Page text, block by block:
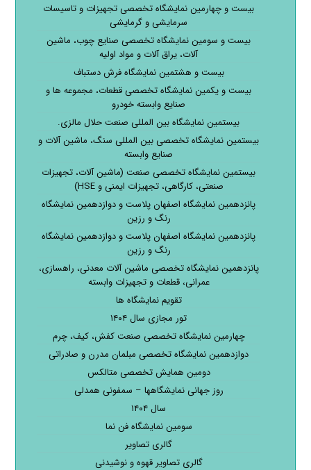
بیست و چهارمین نمایشگاه تخصصی تجهیزات و تاسیسات
سرمایشی و گرمایشی
بیست و سومین نمایشگاه تخصصی صنایع چوب، ماشین
آلات، یراق آلات و مواد اولیه
بیست و هشتمین نمایشگاه فرش دستباف
بیست و یکمین نمایشگاه تخصصی قطعات، مجموعه ها و
صنایع وابسته خودرو
بیستمین نمایشگاه بین المللی صنعت حلال مالزی.
بیستمین نمایشگاه تخصصی بین المللی سنگ، ماشین آلات و
صنایع وابسته
بیستمین نمایشگاه تخصصی صنعت (ماشین آلات، تجهیزات
صنعتی، کارگاهی، تجهیزات ایمنی و HSE)
پانزدهمین نمایشگاه اصفهان پلاست و دوازدهمین نمایشگاه
رنگ و رزین
پانزدهمین نمایشگاه اصفهان پلاست و دوازدهمین نمایشگاه
رنگ و رزین
پانزدهمین نمایشگاه تخصصی ماشین آلات معدنی، راهسازی،
عمرانی، قطعات و تجهیزات وابسته
تقویم نمایشگاه ها
تور مجازی سال ۱۴۰۴
چهارمین نمایشگاه تخصصی صنعت کفش، کیف، چرم
دوازدهمین نمایشگاه تخصصی مبلمان مدرن و صادراتی
دومین همایش تخصصی متالکس
روز جهانی نمایشگاهها – سمفونی همدلی
سال ۱۴۰۴
سومین نمایشگاه فن نما
گالری تصاویر
گالری تصاویر قهوه و نوشیدنی